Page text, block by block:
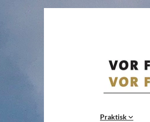
Praktisk